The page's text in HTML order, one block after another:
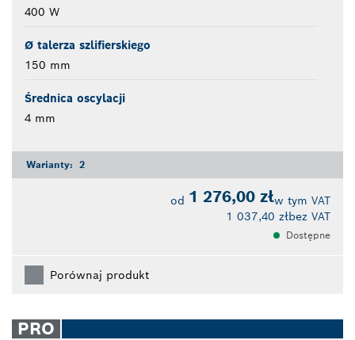
400 W
Ø talerza szlifierskiego
150 mm
Średnica oscylacji
4 mm
Warianty: 2
od 1 276,00 złw tym VAT
1 037,40 złbez VAT
Dostępne
Porównaj produkt
PRO